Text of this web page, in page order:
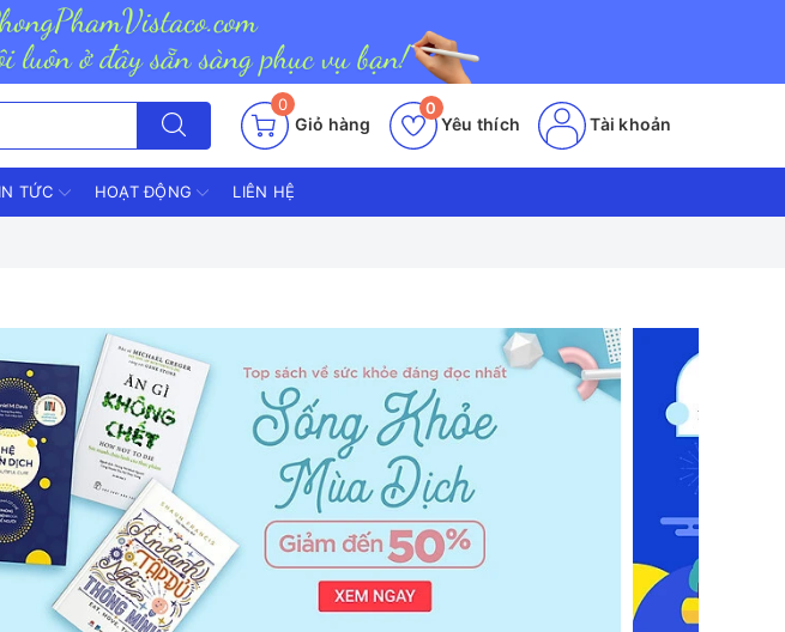
0
Giỏ hàng Yêu thích
0
Tài khoản
TỨC HOẠT ĐỘNG LIÊN HỆ